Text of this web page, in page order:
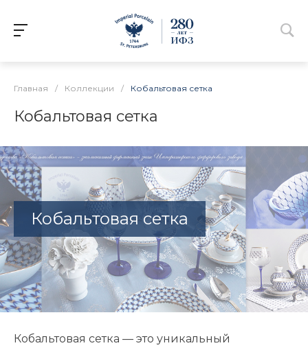
Главная / Коллекции / Кобальтовая сетка
Кобальтовая сетка
Кобальтовая сетка
Кобальтовая сетка — это уникальный